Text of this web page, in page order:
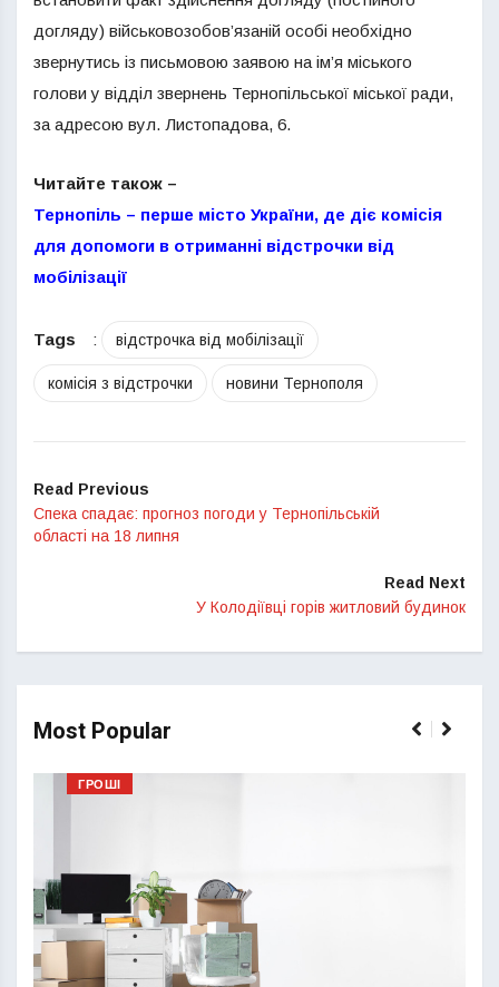
догляду) військовозобов’язаній особі необхідно
звернутись із письмовою заявою на ім’я міського
голови у відділ звернень Тернопільської міської ради,
за адресою вул. Листопадова, 6.
Читайте також –
Тернопіль – перше місто України, де діє комісія
для допомоги в отриманні відстрочки від
мобілізації
Tags : відстрочка від мобілізації
комісія з відстрочки новини Тернополя
Read Previous
Спека спадає: прогноз погоди у Тернопільській
області на 18 липня
Read Next
У Колодіївці горів житловий будинок
Most Popular
ГРОШІ